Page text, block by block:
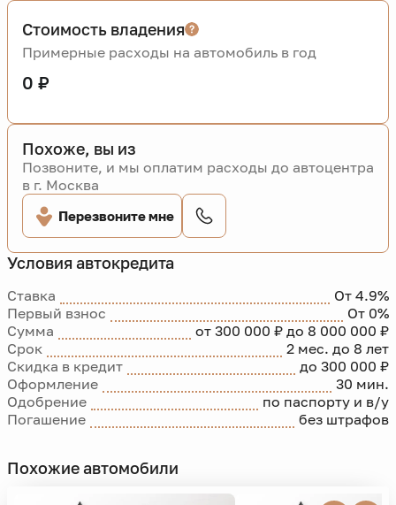
Условия автокредита
Ставка
От 4.9%
Первый взнос
От 0%
Сумма
от 300 000 ₽ до 8 000 000 ₽
Срок
2 мес. до 8 лет
Скидка в кредит
до 300 000 ₽
Оформление
30 мин.
Одобрение
по паспорту и в/у
Погашение
без штрафов
Стоимость владения
Примерные расходы на автомобиль в год
0 ₽
Похоже, вы из
Позвоните, и мы оплатим расходы до автоцентра
в г. Москва
Перезвоните мне
Похожие автомобили